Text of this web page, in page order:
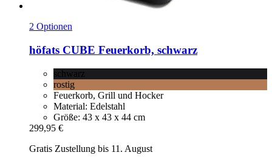
2 Optionen
höfats CUBE Feuerkorb, schwarz
schwarz
rostig
Feuerkorb, Grill und Hocker
Material: Edelstahl
Größe: 43 x 43 x 44 cm
299,95 €
Gratis Zustellung bis 11. August